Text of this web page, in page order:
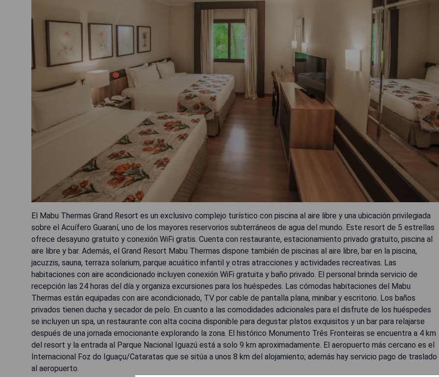
El Mabu Thermas Grand Resort es un exclusivo complejo turístico con piscina al aire libre y una ubicación privilegiada
sobre el Acuífero Guaraní, uno de los mayores reservorios subterráneos de agua del mundo. Este resort de 5 estrellas
ofrece desayuno gratuito y conexión WiFi gratis. Cuenta con restaurante, estacionamiento privado gratuito, piscina al
aire libre y bar. Además, el Grand Resort Mabu Thermas dispone también de piscinas al aire libre, bar en la piscina,
jacuzzis, sauna, terraza solarium, parque acuático infantil y otras atracciones y actividades recreativas. Las
habitaciones con aire acondicionado incluyen conexión WiFi gratuita y baño privado. El personal brinda servicio de
recepción las 24 horas del día y organiza excursiones para los huéspedes. Las cómodas habitaciones del Mabu
Thermas están equipadas con aire acondicionado, TV por cable de pantalla plana, minibar y escritorio. Los baños
privados tienen ducha y secador de pelo. En cuanto a las comodidades adicionales para el disfrute de los huéspedes
se incluyen un spa, un restaurante con alta cocina disponible para degustar platos exquisitos y un bar para relajarse
después de una jornada emocionante explorando la zona. El histórico Monumento Três Fronteiras se encuentra a 4 km
del resort y la entrada al Parque Nacional Iguazú está a solo 9 km aproximadamente. El aeropuerto más cercano es el
Internacional Foz do Iguaçu/Cataratas que se sitúa a unos 8 km del alojamiento; además hay servicio pago de traslado
al aeropuerto.